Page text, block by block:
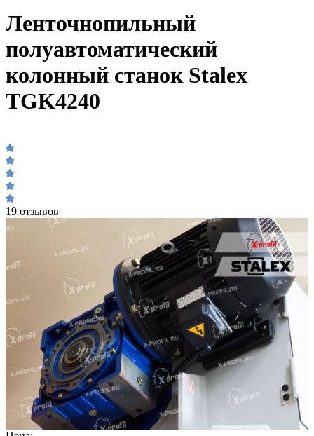
Ленточнопильный
полуавтоматический
колонный станок Stalex
TGK4240
19 отзывов